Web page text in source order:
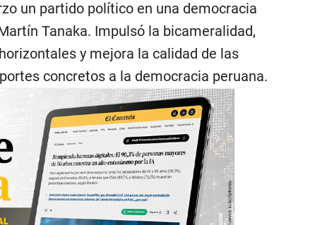
un partido político en una democracia
Tanaka. Impulsó la bicameralidad,
y mejora la calidad de las
concretos a la democracia peruana.